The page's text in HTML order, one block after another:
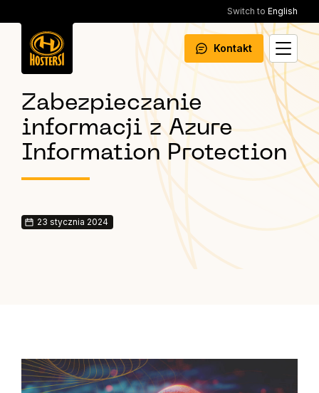
Switch to English
Kontakt
Zabezpieczanie
informacji z Azure
Information Protection
23 stycznia 2024